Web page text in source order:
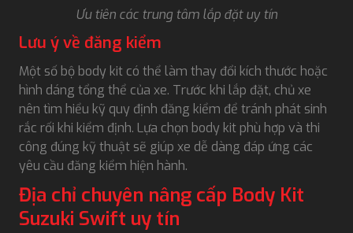
Ưu tiên các trung tâm lắp đặt uy tín
Lưu ý về đăng kiểm
Một số bộ body kit có thể làm thay đổi kích thước hoặc
hình dáng tổng thể của xe. Trước khi lắp đặt, chủ xe
nên tìm hiểu kỹ quy định đăng kiểm để tránh phát sinh
rắc rối khi kiểm định. Lựa chọn body kit phù hợp và thi
công đúng kỹ thuật sẽ giúp xe dễ dàng đáp ứng các
yêu cầu đăng kiểm hiện hành.
Địa chỉ chuyên nâng cấp Body Kit
Suzuki Swift uy tín